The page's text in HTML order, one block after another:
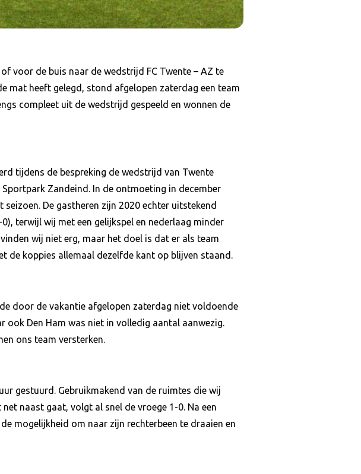
voor de buis naar de wedstrijd FC Twente – AZ te
mat heeft gelegd, stond afgelopen zaterdag een team
compleet uit de wedstrijd gespeeld en wonnen de
tijdens de bespreking de wedstrijd van Twente
Zandeind. In de ontmoeting in december
De gastheren zijn 2020 echter uitstekend
terwijl wij met een gelijkspel en nederlaag minder
wij niet erg, maar het doel is dat er als team
de koppies allemaal dezelfde kant op blijven staand.
door de vakantie afgelopen zaterdag niet voldoende
ook Den Ham was niet in volledig aantal aanwezig.
ons team versterken.
gestuurd. Gebruikmakend van de ruimtes die wij
naast gaat, volgt al snel de vroege 1-0. Na een
mogelijkheid om naar zijn rechterbeen te draaien en